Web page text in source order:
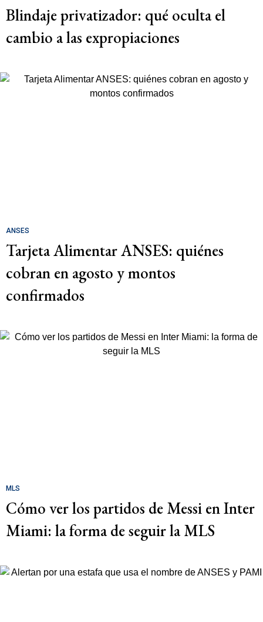
Blindaje privatizador: qué oculta el
cambio a las expropiaciones
ANSES
Tarjeta Alimentar ANSES: quiénes
cobran en agosto y montos
confirmados
MLS
Cómo ver los partidos de Messi en Inter
Miami: la forma de seguir la MLS